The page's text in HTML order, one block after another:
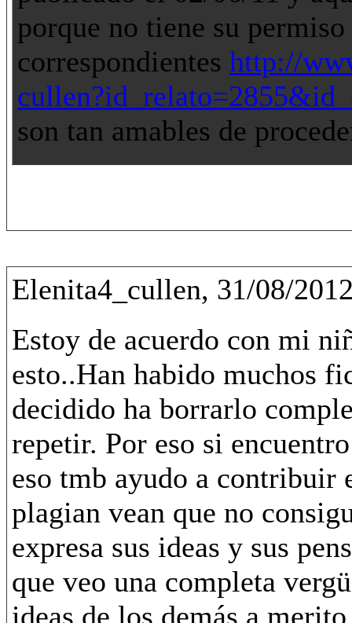
porque no tiene su
correspondientes http://
son tan amables de
Elenita4_cullen, 31/08/
Estoy de acuerdo con mi
esto..Han habido muchos
decidido ha borrarlo
repetir. Por eso si
eso tmb ayudo a contribuir
plagian vean que no
expresa sus ideas y sus
que veo una completa
ideas de los demás a